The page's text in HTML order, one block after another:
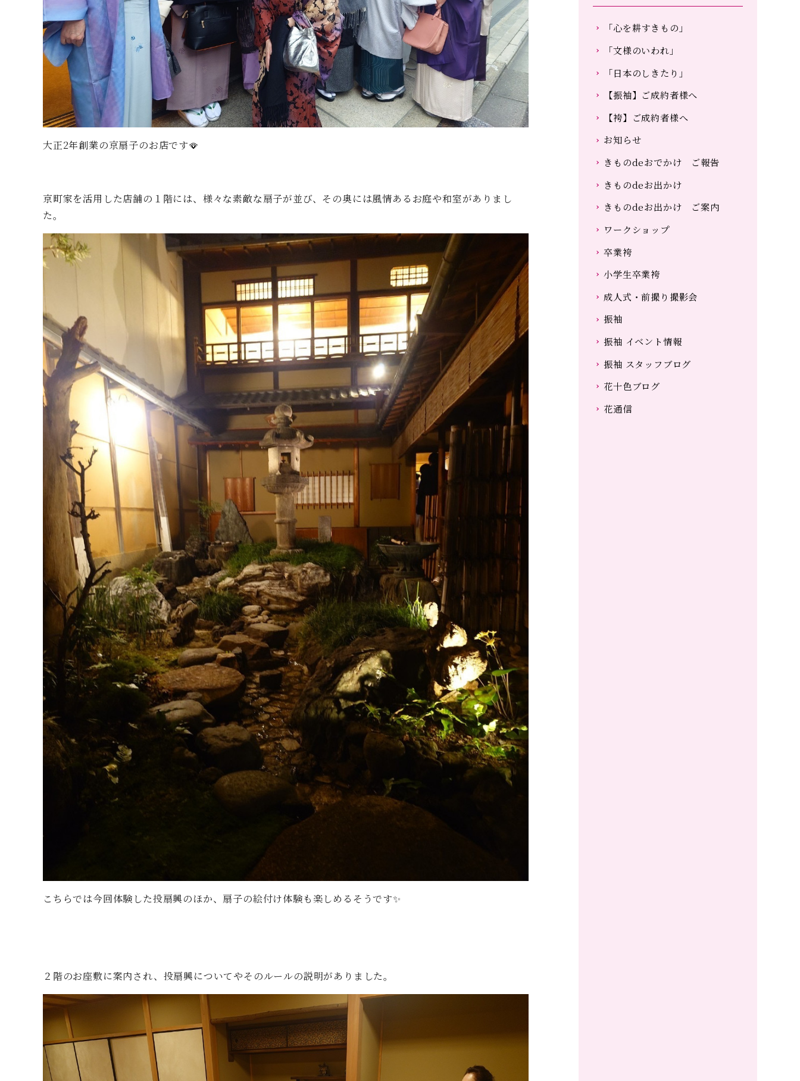
大正2年創業の京扇子のお店です🪭
京町家を活用した店舗の１階には、様々な素敵な扇子が並び、その奥には風情あるお庭や和室がありまし
た。
こちらでは今回体験した投扇興のほか、扇子の絵付け体験も楽しめるそうです✨
２階のお座敷に案内され、投扇興についてやそのルールの説明がありました。
「心を耕すきもの」
「文様のいわれ」
「日本のしきたり」
【振袖】ご成約者様へ
【袴】ご成約者様へ
お知らせ
きものdeおでかけ ご報告
きものdeお出かけ
きものdeお出かけ ご案内
ワークショップ
卒業袴
小学生卒業袴
成人式・前撮り撮影会
振袖
振袖 イベント情報
振袖 スタッフブログ
花十色ブログ
花通信